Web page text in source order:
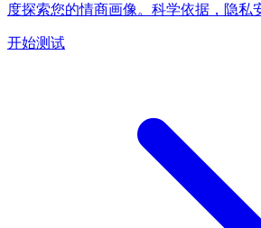
度探索您的情商画像。科学依据，隐私
开始测试